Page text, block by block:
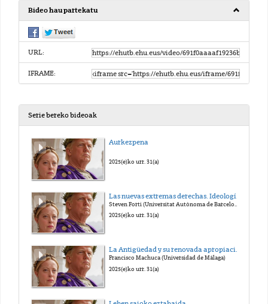
Bideo hau partekatu
URL:
IFRAME:
Serie bereko bideoak
Aurkezpena
2025(e)ko urr. 31(a)
Steven Forti (Universitat Autònoma de Barcelona)
2025(e)ko urr. 31(a)
La Antigüedad y su renovada apropiación política: la recepción del mundo antiguo en la extrema derecha actual
Francisco Machuca (Universidad de Málaga)
2025(e)ko urr. 31(a)